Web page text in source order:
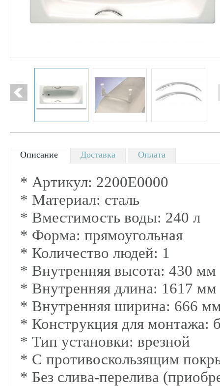
Описание Доставка Оплата
* Артикул: 2200E0000
* Материал: сталь
* Вместимость воды: 240 л
* Форма: прямоугольная
* Количество людей: 1
* Внутренняя высота: 430 мм
* Внутренняя длина: 1617 мм
* Внутренняя ширина: 666
* Конструкция для монтажа:
* Тип установки: врезной
* C противоскользящим
* Без слива-перелива